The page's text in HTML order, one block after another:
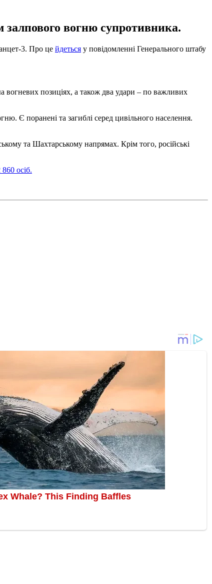
залпового вогню супротивника.
3. Про це йдеться у повідомленні Генерального штабу
вогневих позиціях, а також два удари – по важливих
Є поранені та загиблі серед цивільного населення.
та Шахтарському напрямах. Крім того, російські
осіб.